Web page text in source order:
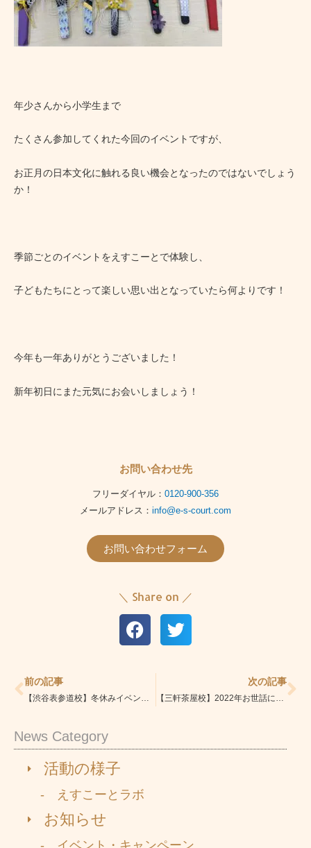
News Category
活動の様子
- えすこーとラボ
お知らせ
- イベント・キャンペーン
年少さんから小学生まで
たくさん参加してくれた今回のイベントですが、
お正月の日本文化に触れる良い機会となったのではないでしょう
か！
季節ごとのイベントをえすこーとで体験し、
子どもたちにとって楽しい思い出となっていたら何よりです！
今年も一年ありがとうございました！
新年初日にまた元気にお会いしましょう！
お問い合わせ先
フリーダイヤル： 0120-900-356
メールアドレス： info@e-s-court.com
お問い合わせフォーム
＼ Share on ／
前の記事
【渋谷表参道校】冬休みイベントの様子
次の記事
【三軒茶屋校】2022年お世話になりました